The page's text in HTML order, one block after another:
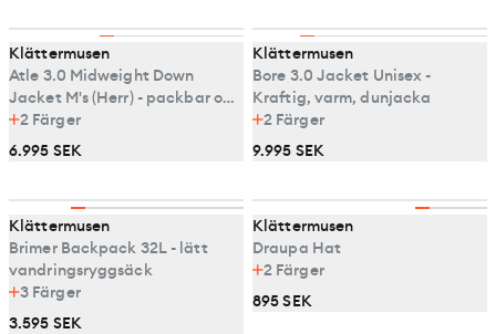
Klättermusen
Atle 3.0 Midweight Down
Jacket M's (Herr) - packbar och
varm dunjacka
2 Färger
6.995 SEK
Klättermusen
Bore 3.0 Jacket Unisex -
Kraftig, varm, dunjacka
2 Färger
9.995 SEK
Klättermusen
Brimer Backpack 32L - lätt
vandringsryggsäck
3 Färger
3.595 SEK
Klättermusen
Draupa Hat
2 Färger
895 SEK